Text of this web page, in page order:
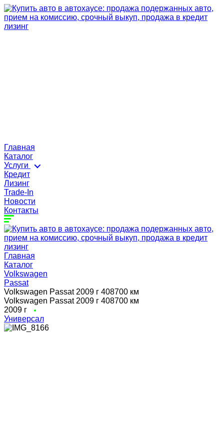
Главная
Каталог
Услуги
Кредит
Лизинг
Trade-In
Новости
Контакты
Главная
Каталог
Volkswagen
Passat
Volkswagen Passat 2009 г 408700 км
Volkswagen Passat 2009 г 408700 км
2009 г
Универсал